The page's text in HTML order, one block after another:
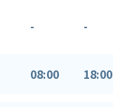
- -
08:00 18:00